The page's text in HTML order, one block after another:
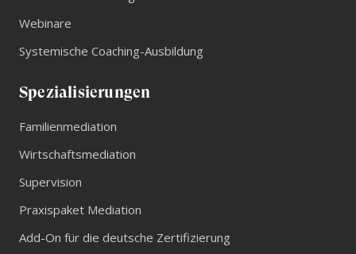
Webinare
Systemische Coaching-Ausbildung
Spezialisierungen
Familienmediation
Wirtschaftsmediation
Supervision
Praxispaket Mediation
Add-On für die deutsche Zertifizierung